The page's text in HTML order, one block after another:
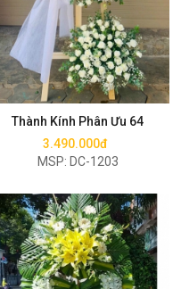
Thành Kính Phân Ưu 64
3.490.000đ
MSP: DC-1203
Mua ngay